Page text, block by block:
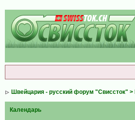
Швейцария - русский форум "Свиссток" >
Календарь